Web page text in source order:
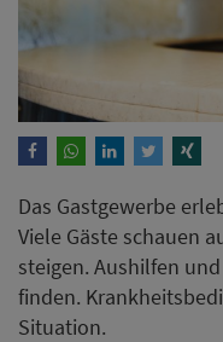
Das Gastgewerbe
Viele Gäste schauen
steigen. Aushilfen
finden.
Situation.